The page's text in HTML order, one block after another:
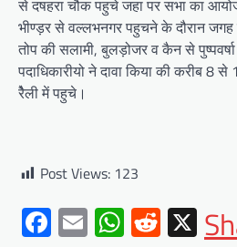
से दषहरा चौक पहुचे जहा पर सभा का
भीण्ड़र से वल्लभनगर पहुचने के दौरान जगह
तोप की सलामी, बुलड़ोजर व कैन से
पदाधिकारीयो ने दावा किया की करीब 8 से
रैेली में पहुचे।
Post Views: 123
Facebook
Email X